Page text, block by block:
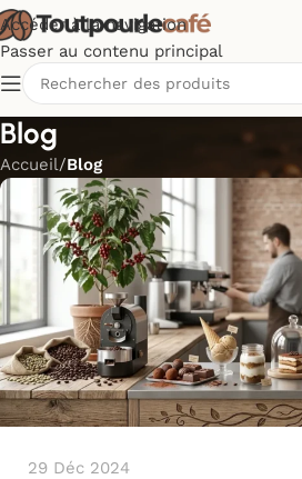
Accéder à la navigation
Passer au contenu principal
Blog
Accueil/Blog
29 Déc 2024